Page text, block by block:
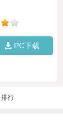
PC下载
排行